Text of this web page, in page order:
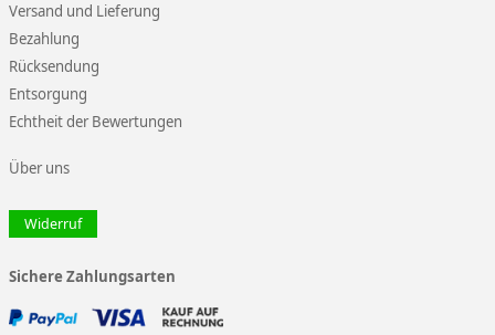
Versand und Lieferung
Bezahlung
Rücksendung
Entsorgung
Echtheit der Bewertungen
Über uns
Widerruf
Sichere Zahlungsarten